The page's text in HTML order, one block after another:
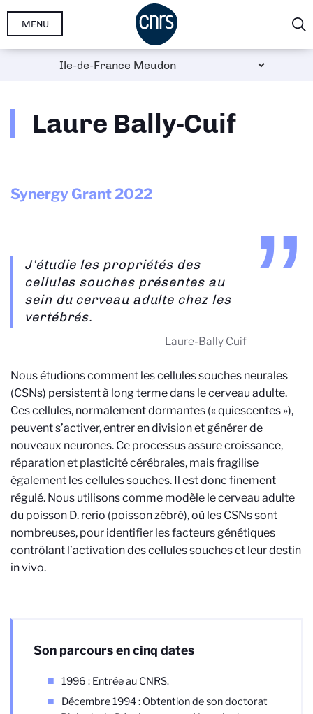
Aller
MENU
Laure Bally-Cuif
Synergy Grant2022
J’étudie les propriétés des
cellules souches présentes au
sein du cerveau adulte chez les
vertébrés.
Laure-Bally Cuif
Nous étudions comment les cellules souches neurales
(CSNs) persistent à long terme dans le cerveau adulte.
Ces cellules, normalement dormantes (« quiescentes »),
peuvent s’activer, entrer en division et générer de
nouveaux neurones. Ce processus assure croissance,
réparation et plasticité cérébrales, mais fragilise
également les cellules souches. Il est donc finement
régulé. Nous utilisons comme modèle le cerveau adulte
du poisson D. rerio (poisson zébré), où les CSNs sont
nombreuses, pour identifier les facteurs génétiques
contrôlant l’activation des cellules souches et leur destin
in vivo.
Son parcours en cinq dates
1996 : Entrée au CNRS.
Décembre 1994 : Obtention de son doctorat